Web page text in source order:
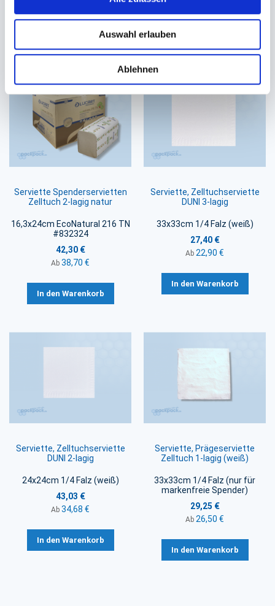
Auswahl erlauben
Ablehnen
Sie könnten auch an folgenden Artikeln
interessiert sein
Serviette Spenderservietten
Zelltuch 2-lagig natur
16,3x24cm EcoNatural 216 TN
#832324
42,30 €
Ab 38,70 €
In den Warenkorb
Serviette, Zelltuchserviette
DUNI 3-lagig
33x33cm 1/4 Falz (weiß)
27,40 €
Ab 22,90 €
In den Warenkorb
Serviette, Zelltuchserviette
DUNI 2-lagig
24x24cm 1/4 Falz (weiß)
43,03 €
Ab 34,68 €
In den Warenkorb
Serviette, Prägeserviette
Zelltuch 1-lagig (weiß)
33x33cm 1/4 Falz (nur für
markenfreie Spender)
29,25 €
Ab 26,50 €
In den Warenkorb